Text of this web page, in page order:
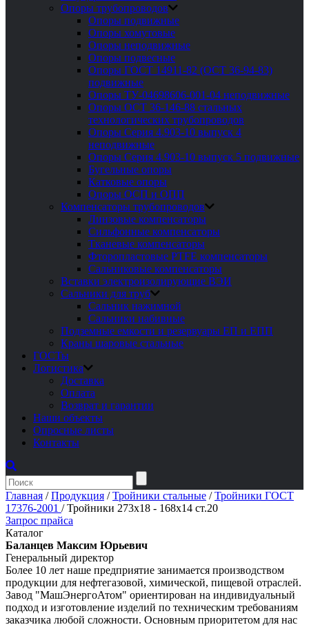
Опоры трубопроводов
Опоры подвижные
Опоры хомутовые
Опоры неподвижные
Опоры подвесные
Опоры ГОСТ 14911-82 (ОСТ 36-94-83)
подвижные
Опоры ТУ-04698606-001-04 неподвижные
Опоры ОСТ 36-146-88 стальных
технологических трубопроводов
Опоры Серия 4.903-10 выпуск 4
неподвижные
Опоры Серия 4.903-10 выпуск 5 подвижные
Бугельные опоры
Катковые опоры
Опоры ОСП и ОПП
Компенсаторы трубопроводов
Линзовые компенсаторы
Сильфонные компенсаторы
Тканевые компенсаторы
Фторопластовые PTFE компенсаторы
Сальниковые компенсаторы
Вставки электроизолирующие ВЭИ
Сальники для труб
Сальник нажимной
Сальники набивные
Подземные емкости и резервуары ЕП и ЕПП
Краны шаровые стальные
ГОСТы
Логистика
Доставка
Оплата
Возврат и гарантии
Наши объекты
Опросные листы
Контакты
Главная /Продукция /Тройники стальные /Тройники ГОСТ
17376-2001 /Тройники 273х18 - 168х14 ст.20
Запрос прайса
Каталог
Баланцев Максим Юрьевич
Генеральный директор
Более 10 лет наше предприятие занимается производством
продукции для нефтегазовой, химической, пищевой отраслей.
Завод "МашЭнергоАтом" ориентирован на индивидуальный
подход и изготовление изделий по техническим требованиям
заказчика любой сложности. Основным приоритетом для нас